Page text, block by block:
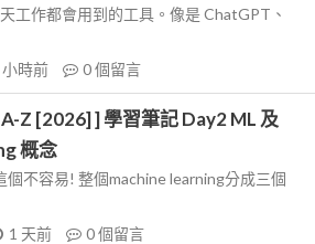
工作都會用到的工具。像是 ChatGPT、
小時前 0個留言
Z [2026] ] 學習筆記 Day2 ML 及
概念
不容易! 整個machine learning分成三個
1 天前 0個留言